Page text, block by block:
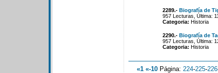
2289.- Biografía de
957 Lecturas, Última:
Categoria: Historia
2290.- Biografía de
957 Lecturas, Última:
Categoria: Historia
«1 «-10 Página: 224-225-226